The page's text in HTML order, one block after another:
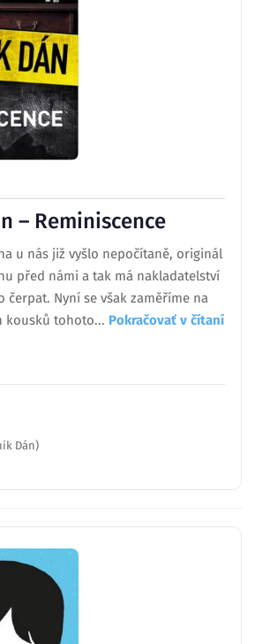
– Reminiscence
u nás již vyšlo nepočítaně, originál
před námi a tak má nakladatelství
čerpat. Nyní se však zaměříme na
kousků tohoto... Pokračovať v čítaní
Dán)